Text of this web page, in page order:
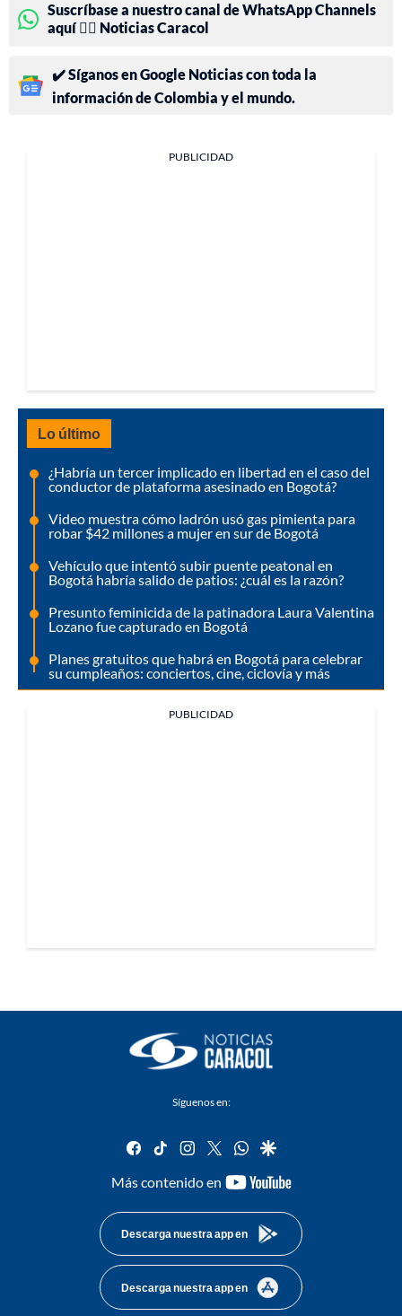
Suscríbase a nuestro canal de WhatsApp Channels
aquí 👉🏻 Noticias Caracol
✔️ Síganos en Google Noticias con toda la
información de Colombia y el mundo.
PUBLICIDAD
Lo último
¿Habría un tercer implicado en libertad en el caso del
conductor de plataforma asesinado en Bogotá?
Video muestra cómo ladrón usó gas pimienta para
robar $42 millones a mujer en sur de Bogotá
Vehículo que intentó subir puente peatonal en
Bogotá habría salido de patios: ¿cuál es la razón?
Presunto feminicida de la patinadora Laura Valentina
Lozano fue capturado en Bogotá
Planes gratuitos que habrá en Bogotá para celebrar
su cumpleaños: conciertos, cine, ciclovía y más
PUBLICIDAD
Síguenos en:
facebook
tiktok instagram
twitterwhatsapp
google
Más contenido en
youtube-
Descarga nuestra app en
Descarga nuestra app en